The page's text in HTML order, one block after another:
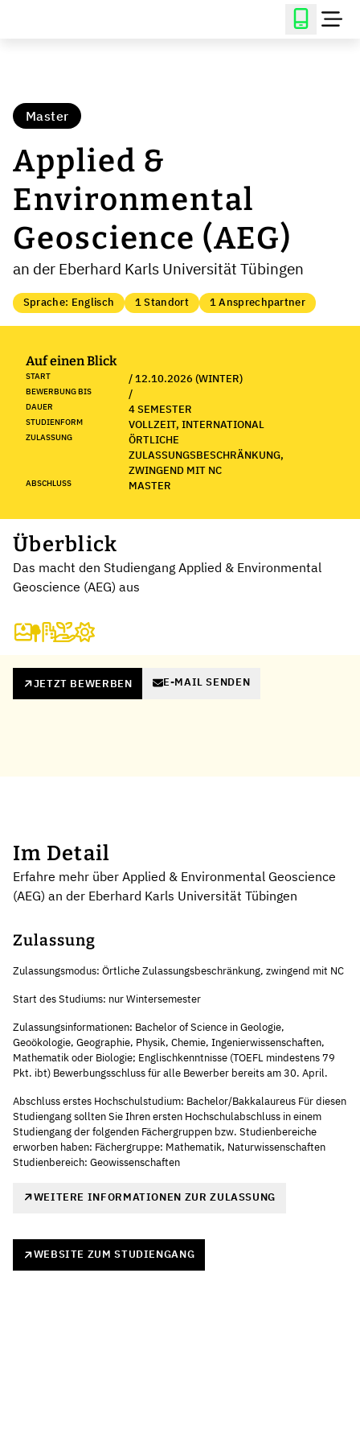
Master
Applied &
Environmental
Geoscience (AEG)
an der Eberhard Karls Universität Tübingen
Sprache: Englisch 1 Standort 1 Ansprechpartner
Auf einen Blick
START / 12.10.2026 (WINTER)
BEWERBUNG BIS /
DAUER 4 SEMESTER
STUDIENFORM VOLLZEIT, INTERNATIONAL
ZULASSUNG
ÖRTLICHE
ZULASSUNGSBESCHRÄNKUNG,
ZWINGEND MIT NC
ABSCHLUSS MASTER
Überblick
Das macht den Studiengang Applied & Environmental
Geoscience (AEG) aus
JETZT BEWERBEN E-MAIL SENDEN
Im Detail
Erfahre mehr über Applied & Environmental Geoscience
(AEG) an der Eberhard Karls Universität Tübingen
Zulassung
Zulassungsmodus: Örtliche Zulassungsbeschränkung, zwingend mit NC
Start des Studiums: nur Wintersemester
Zulassungsinformationen: Bachelor of Science in Geologie,
Geoökologie, Geographie, Physik, Chemie, Ingenierwissenschaften,
Mathematik oder Biologie; Englischkenntnisse (TOEFL mindestens 79
Pkt. ibt) Bewerbungsschluss für alle Bewerber bereits am 30. April.
Abschluss erstes Hochschulstudium: Bachelor/Bakkalaureus Für diesen
Studiengang sollten Sie Ihren ersten Hochschulabschluss in einem
Studiengang der folgenden Fächergruppen bzw. Studienbereiche
erworben haben: Fächergruppe: Mathematik, Naturwissenschaften
Studienbereich: Geowissenschaften
WEITERE INFORMATIONEN ZUR ZULASSUNG
WEBSITE ZUM STUDIENGANG